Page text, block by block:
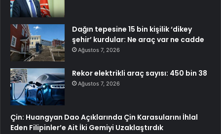
Dağın tepesine 15 bin kişilik ‘dikey
şehir’ kurdular: Ne araç var ne cadde
Ağustos 7, 2026
Rekor elektrikli araç sayısı: 450 bin 38
Ağustos 7, 2026
Çin: Huangyan Dao Açıklarında Çin Karasularını İhlal
Eden Filipinler’e Ait İki Gemiyi Uzaklaştırdık